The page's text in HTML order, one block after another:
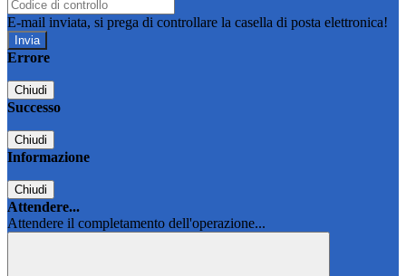
E-mail inviata, si prega di controllare la casella di posta elettronica!
Errore
Chiudi
Successo
Chiudi
Informazione
Chiudi
Attendere...
Attendere il completamento dell'operazione...